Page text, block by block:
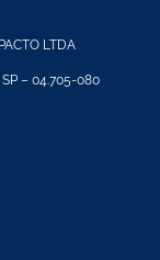
LTDA
– 04.705-080